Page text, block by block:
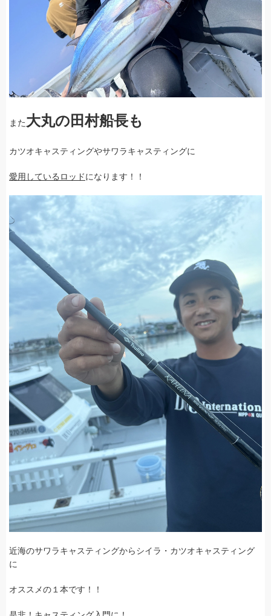
また大丸の田村船長も
カツオキャスティングやサワラキャスティングに
愛用しているロッドになります！！
近海のサワラキャスティングからシイラ・カツオキャスティング
に
オススメの１本です！！